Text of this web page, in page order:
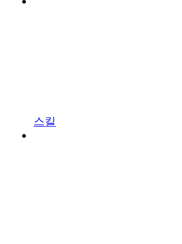
스킬